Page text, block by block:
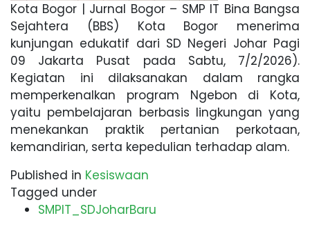
Kota Bogor | Jurnal Bogor – SMP IT Bina Bangsa
Sejahtera (BBS) Kota Bogor menerima
kunjungan edukatif dari SD Negeri Johar Pagi
09 Jakarta Pusat pada Sabtu, 7/2/2026).
Kegiatan ini dilaksanakan dalam rangka
memperkenalkan program Ngebon di Kota,
yaitu pembelajaran berbasis lingkungan yang
menekankan praktik pertanian perkotaan,
kemandirian, serta kepedulian terhadap alam.
Published in Kesiswaan
Tagged under
SMPIT_SDJoharBaru